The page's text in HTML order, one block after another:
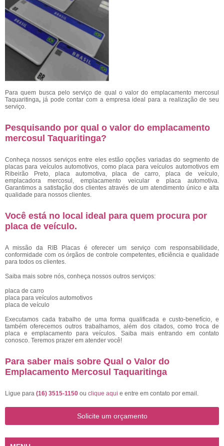
Para quem busca pelo serviço de qual o valor do emplacamento mercosul
Taquaritinga, já pode contar com a empresa ideal para a realização de seu
serviço.
Pesquisando por qual o valor do emplacamento
mercosul Taquaritinga?
Conheça nossos serviços entre eles estão opções variadas do segmento de
placas para veículos automotivos, como placa para veículos automotivos em
Ribeirão Preto, placa automotiva, placa de carro, placa de veículo,
emplacadora mercosul, emplacamento veicular e placa automotiva.
Garantimos a satisfação dos clientes através de um atendimento único e alta
qualidade para nossos clientes.
Você está no local ideal para quem procura por
placa de veículo.
A missão da RIB Placas é oferecer um serviço com responsabilidade,
conformidade com os órgãos de controle competentes, eficiência e qualidade
para todos os clientes.
Saiba mais sobre nós, conheça nossos outros serviços:
placa de carro
placa para veículos automotivos
placa de veículo
Executamos cada trabalho de uma forma qualificada e custo-benefício, e
também oferecemos outros trabalhamos, além dos citados, como troca de
placa e emplacamento para veículos. Saiba mais entrando em contato
conosco. Teremos prazer em atender você!
Para saber mais sobre Qual o Valor do
Emplacamento Mercosul Taquaritinga
Ligue para (16) 3515-1150 ou clique aqui e entre em contato por email.
Solicite um orçamento